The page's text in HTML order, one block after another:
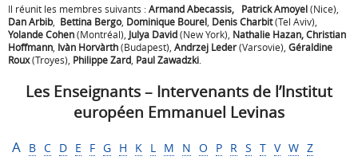
Il réunit les membres suivants :Armand Abecassis, Patrick Amoyel(Nice),
Dan Arbib, Bettina Bergo Dominique Bourel Denis Charbit(Tel Aviv),
Yolande Cohen(Montréal), Julya David(New York), Nathalie Hazan,Christian
Hoffmann Ivàn Horvàrth(Budapest), Andrzej Leder(Varsovie), Géraldine
Roux(Troyes), Philippe Zard Paul Zawadzki
Les Enseignants – Intervenants de l’Institut
européen Emmanuel Levinas
A B C D E F G H K L M N O P R S T V W Z